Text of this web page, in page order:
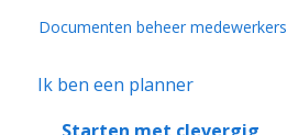
Documenten beheer medewerkers
Ik ben een planner